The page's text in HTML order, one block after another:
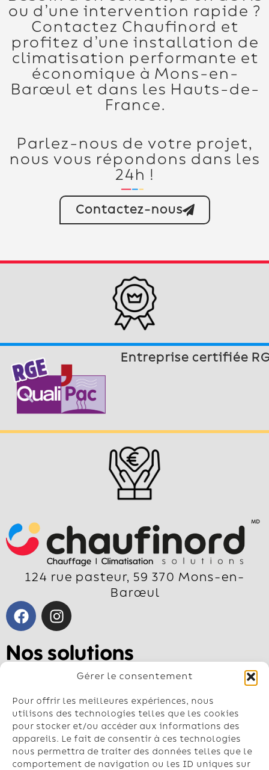
Gérer le consentement
Pour offrir les meilleures expériences, nous
utilisons des technologies telles que les cookies
pour stocker et/ou accéder aux informations des
appareils. Le fait de consentir à ces technologies
nous permettra de traiter des données telles que le
comportement de navigation ou les ID uniques sur
ou d’une intervention rapide ?
Contactez Chaufinord et
profitez d’une installation de
climatisation performante et
économique à Mons-en-
Barœul et dans les Hauts-de-
France.
Parlez-nous de votre projet,
nous vous répondons dans les
24h !
Contactez-nous
Entreprise certifiée
124 rue pasteur, 59 370 Mons-en-
Barœul
Nos solutions
Pompe à chaleur air-air
Géothermie
Chauffe-eau
Climatisation
Contactez-nous